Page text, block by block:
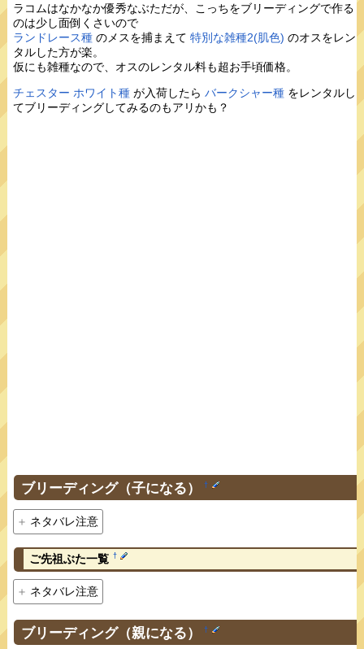
ラコムはなかなか優秀なぶただが、こっちをブリーディングで作る
のは少し面倒くさいので
ランドレース種 のメスを捕まえて特別な雑種2(肌色) のオスをレン
タルした方が楽。
仮にも雑種なので、オスのレンタル料も超お手頃価格。
チェスター ホワイト種 が入荷したらバークシャー種 をレンタルし
てブリーディングしてみるのもアリかも？
ブリーディング（子になる） †
ネタバレ注意
ご先祖ぶた一覧 †
ネタバレ注意
ブリーディング（親になる） †